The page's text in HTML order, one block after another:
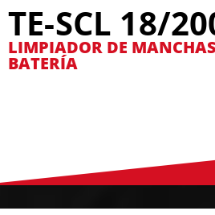
TE-SCL 18/
LIMPIADOR DE
BATERÍA